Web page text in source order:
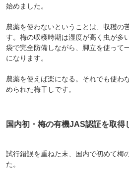
始めました。
農薬を使わないということは、収穫の
す。梅の収穫時期は湿度が高く虫が多
袋で完全防備しながら、脚立を使って
になります。
農薬を使えば楽になる。それでも使わ
められた梅干しです。
国内初・梅の有機JAS認証を取得
試行錯誤を重ねた末、国内で初めて梅
た。